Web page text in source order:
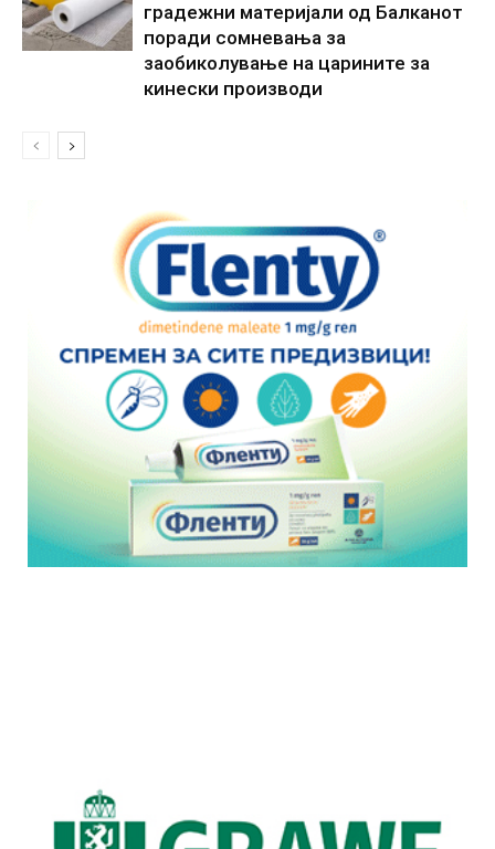
градежни материјали од Балканот
поради сомневања за
заобиколување на царините за
кинески производи